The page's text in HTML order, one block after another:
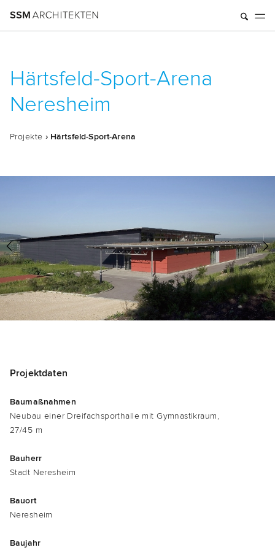
Härtsfeld-Sport-Arena
Neresheim
Pro­jek­te › Härts­feld-Sport-Are­na
Pro­jekt­da­ten
Bau­maß­nah­men
Neu­bau einer Drei­fach­sport­hal­le mit Gym­nas­tik­raum,
27/45 m
Bau­herr
Stadt Nere­s­heim
Bau­ort
Nere­s­heim
Bau­jahr